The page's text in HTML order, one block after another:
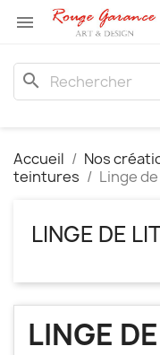

search
Accueil Nos
teintures
Linge
LINGE DE
LINGE